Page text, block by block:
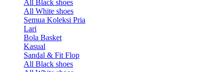
All Black shoes
All White shoes
Semua Koleksi Pria
Lari
Bola Basket
Kasual
Sandal & Fit Flop
All Black shoes